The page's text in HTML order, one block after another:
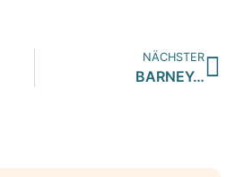
NÄCHSTER
BARNEY…